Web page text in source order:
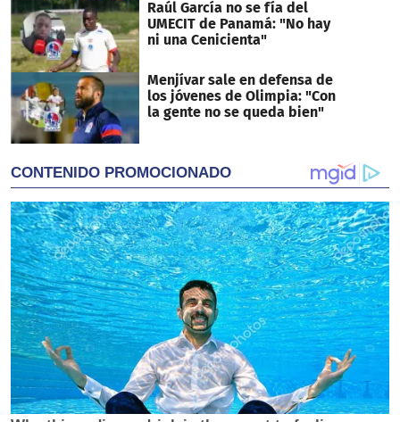
Raúl García no se fía del
UMECIT de Panamá: "No hay
ni una Cenicienta"
Menjívar sale en defensa de
los jóvenes de Olimpia: "Con
la gente no se queda bien"